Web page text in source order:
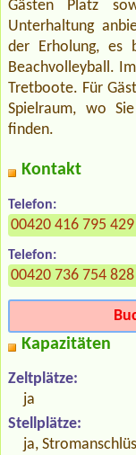
Gästen Platz
Unterhaltung
der Erholung, es
Beachvolleyball.
Tretboote. Für
Spielraum, wo
finden.
Kontakt
Telefon:
00420 416 795 429
Telefon:
00420 736 754 828
Kapazitäten
Zeltplätze:
ja
Stellplätze:
ja,